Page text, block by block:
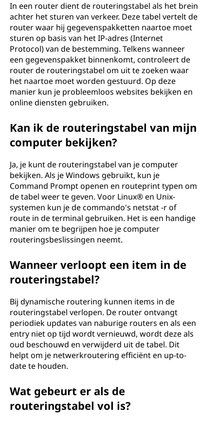
In een router dient de routeringstabel als het brein
achter het sturen van verkeer. Deze tabel vertelt de
router waar hij gegevenspakketten naartoe moet
sturen op basis van het IP-adres (Internet
Protocol) van de bestemming. Telkens wanneer
een gegevenspakket binnenkomt, controleert de
router de routeringstabel om uit te zoeken waar
het naartoe moet worden gestuurd. Op deze
manier kun je probleemloos websites bekijken en
online diensten gebruiken.
Kan ik de routeringstabel van mijn
computer bekijken?
Ja, je kunt de routeringstabel van je computer
bekijken. Als je Windows gebruikt, kun je
Command Prompt openen en routeprint typen om
de tabel weer te geven. Voor Linux® en Unix-
systemen kun je de commando's netstat -r of
route in de terminal gebruiken. Het is een handige
manier om te begrijpen hoe je computer
routeringsbeslissingen neemt.
Wanneer verloopt een item in de
routeringstabel?
Bij dynamische routering kunnen items in de
routeringstabel verlopen. De router ontvangt
periodiek updates van naburige routers en als een
entry niet op tijd wordt vernieuwd, wordt deze als
oud beschouwd en verwijderd uit de tabel. Dit
helpt om je netwerkroutering efficiënt en up-to-
date te houden.
Wat gebeurt er als de
routeringstabel vol is?